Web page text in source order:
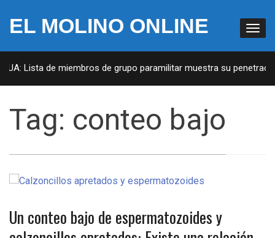
EL MOLINO ONLINE
Lista de miembros de grupo paramilitar muestra su
Tag: conteo bajo
Un conteo bajo de espermatozoides y